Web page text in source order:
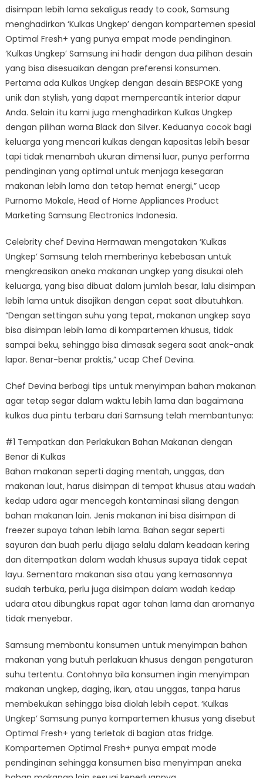
disimpan lebih lama sekaligus ready to cook, Samsung
menghadirkan ‘Kulkas Ungkep’ dengan kompartemen spesial
Optimal Fresh+ yang punya empat mode pendinginan.
‘Kulkas Ungkep’ Samsung ini hadir dengan dua pilihan desain
yang bisa disesuaikan dengan preferensi konsumen.
Pertama ada Kulkas Ungkep dengan desain BESPOKE yang
unik dan stylish, yang dapat mempercantik interior dapur
Anda. Selain itu kami juga menghadirkan Kulkas Ungkep
dengan pilihan warna Black dan Silver. Keduanya cocok bagi
keluarga yang mencari kulkas dengan kapasitas lebih besar
tapi tidak menambah ukuran dimensi luar, punya performa
pendinginan yang optimal untuk menjaga kesegaran
makanan lebih lama dan tetap hemat energi,” ucap
Purnomo Mokale, Head of Home Appliances Product
Marketing Samsung Electronics Indonesia.
Celebrity chef Devina Hermawan mengatakan ‘Kulkas
Ungkep’ Samsung telah memberinya kebebasan untuk
mengkreasikan aneka makanan ungkep yang disukai oleh
keluarga, yang bisa dibuat dalam jumlah besar, lalu disimpan
lebih lama untuk disajikan dengan cepat saat dibutuhkan.
“Dengan settingan suhu yang tepat, makanan ungkep saya
bisa disimpan lebih lama di kompartemen khusus, tidak
sampai beku, sehingga bisa dimasak segera saat anak-anak
lapar. Benar-benar praktis,” ucap Chef Devina.
Chef Devina berbagi tips untuk menyimpan bahan makanan
agar tetap segar dalam waktu lebih lama dan bagaimana
kulkas dua pintu terbaru dari Samsung telah membantunya:
#1 Tempatkan dan Perlakukan Bahan Makanan dengan
Benar di Kulkas
Bahan makanan seperti daging mentah, unggas, dan
makanan laut, harus disimpan di tempat khusus atau wadah
kedap udara agar mencegah kontaminasi silang dengan
bahan makanan lain. Jenis makanan ini bisa disimpan di
freezer supaya tahan lebih lama. Bahan segar seperti
sayuran dan buah perlu dijaga selalu dalam keadaan kering
dan ditempatkan dalam wadah khusus supaya tidak cepat
layu. Sementara makanan sisa atau yang kemasannya
sudah terbuka, perlu juga disimpan dalam wadah kedap
udara atau dibungkus rapat agar tahan lama dan aromanya
tidak menyebar.
Samsung membantu konsumen untuk menyimpan bahan
makanan yang butuh perlakuan khusus dengan pengaturan
suhu tertentu. Contohnya bila konsumen ingin menyimpan
makanan ungkep, daging, ikan, atau unggas, tanpa harus
membekukan sehingga bisa diolah lebih cepat. ‘Kulkas
Ungkep’ Samsung punya kompartemen khusus yang disebut
Optimal Fresh+ yang terletak di bagian atas fridge.
Kompartemen Optimal Fresh+ punya empat mode
pendinginan sehingga konsumen bisa menyimpan aneka